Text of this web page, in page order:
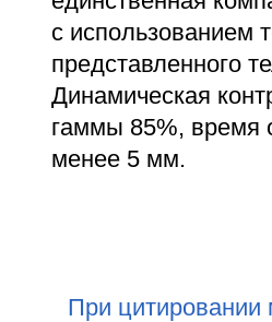
с использованием
представленного
Динамическая
гаммы 85%, время
менее 5 мм.
При цитировании